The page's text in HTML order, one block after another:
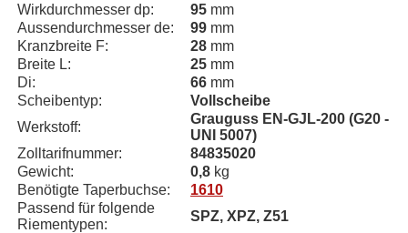
Wirkdurchmesser dp:
95 mm
Aussendurchmesser de:
99 mm
Kranzbreite F:
28 mm
Breite L:
25 mm
Di:
66 mm
Scheibentyp:
Vollscheibe
Werkstoff:
Grauguss EN-GJL-200 (G20 -
UNI 5007)
Zolltarifnummer:
84835020
Gewicht:
0,8 kg
Benötigte Taperbuchse:
1610
Passend für folgende
Riementypen:
SPZ, XPZ, Z51